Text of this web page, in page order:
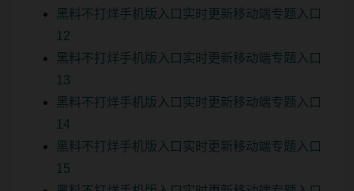
黑料不打烊手机版入口实时更新移动端专题入口
12
黑料不打烊手机版入口实时更新移动端专题入口
13
黑料不打烊手机版入口实时更新移动端专题入口
14
黑料不打烊手机版入口实时更新移动端专题入口
15